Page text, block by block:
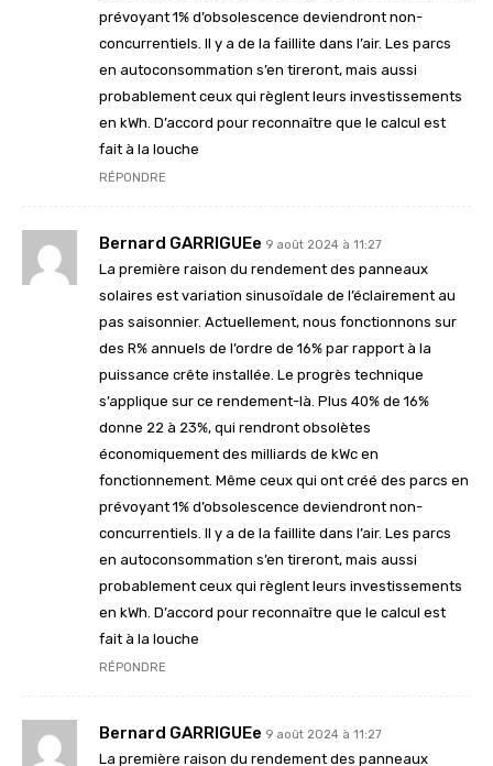
prévoyant 1% d’obsolescence deviendront non-
concurrentiels. Il y a de la faillite dans l’air. Les parcs
en autoconsommation s’en tireront, mais aussi
probablement ceux qui règlent leurs investissements
en kWh. D’accord pour reconnaître que le calcul est
fait à la louche
RÉPONDRE
Bernard GARRIGUEe 9 août 2024 à 11:27
La première raison du rendement des panneaux
solaires est variation sinusoïdale de l’éclairement au
pas saisonnier. Actuellement, nous fonctionnons sur
des R% annuels de l’ordre de 16% par rapport à la
puissance crête installée. Le progrès technique
s’applique sur ce rendement-là. Plus 40% de 16%
donne 22 à 23%, qui rendront obsolètes
économiquement des milliards de kWc en
fonctionnement. Même ceux qui ont créé des parcs en
prévoyant 1% d’obsolescence deviendront non-
concurrentiels. Il y a de la faillite dans l’air. Les parcs
en autoconsommation s’en tireront, mais aussi
probablement ceux qui règlent leurs investissements
en kWh. D’accord pour reconnaître que le calcul est
fait à la louche
RÉPONDRE
Bernard GARRIGUEe 9 août 2024 à 11:27
La première raison du rendement des panneaux